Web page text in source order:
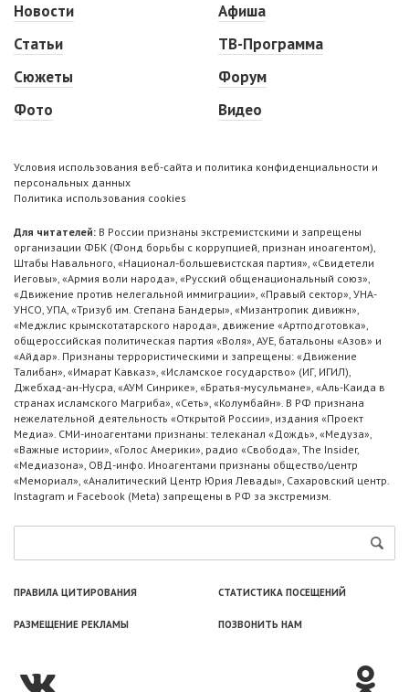
Новости
Статьи
Сюжеты
Фото
Афиша
ТВ-Программа
Форум
Видео
Условия использования веб-сайта и политика конфиденциальности и
персональных данных
Политика использования cookies
Для читателей: В России признаны экстремистскими и запрещены
организации ФБК (Фонд борьбы с коррупцией, признан иноагентом),
Штабы Навального, «Национал-большевистская партия», «Свидетели
Иеговы», «Армия воли народа», «Русский общенациональный союз»,
«Движение против нелегальной иммиграции», «Правый сектор», УНА-
УНСО, УПА, «Тризуб им. Степана Бандеры», «Мизантропик дивижн»,
«Меджлис крымскотатарского народа», движение «Артподготовка»,
общероссийская политическая партия «Воля», АУЕ, батальоны «Азов» и
«Айдар». Признаны террористическими и запрещены: «Движение
Талибан», «Имарат Кавказ», «Исламское государство» (ИГ, ИГИЛ),
Джебхад-ан-Нусра, «АУМ Синрике», «Братья-мусульмане», «Аль-Каида в
странах исламского Магриба», «Сеть», «Колумбайн». В РФ признана
нежелательной деятельность «Открытой России», издания «Проект
Медиа». СМИ-иноагентами признаны: телеканал «Дождь», «Медуза»,
«Важные истории», «Голос Америки», радио «Свобода», The Insider,
«Медиазона», ОВД-инфо. Иноагентами признаны общество/центр
«Мемориал», «Аналитический Центр Юрия Левады», Сахаровский центр.
Instagram и Facebook (Metа) запрещены в РФ за экстремизм.
ПРАВИЛА ЦИТИРОВАНИЯ СТАТИСТИКА ПОСЕЩЕНИЙ
РАЗМЕЩЕНИЕ РЕКЛАМЫ ПОЗВОНИТЬ НАМ